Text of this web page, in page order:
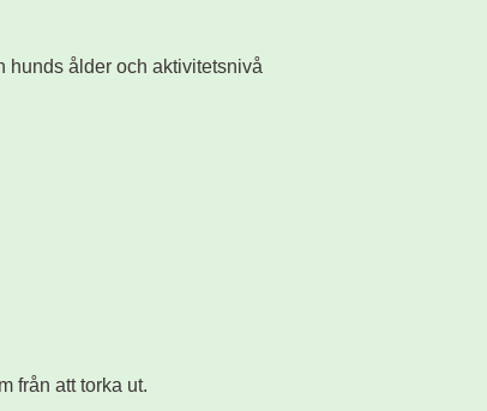
hunds ålder och aktivitetsnivå
från att torka ut.